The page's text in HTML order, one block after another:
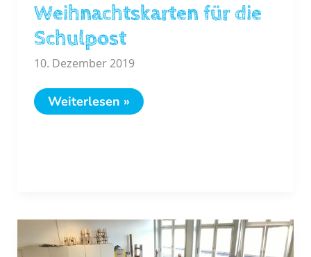
Weihnachtskarten für die
Schulpost
10. Dezember 2019
Weihnachtskarten
für
Weiterlesen »